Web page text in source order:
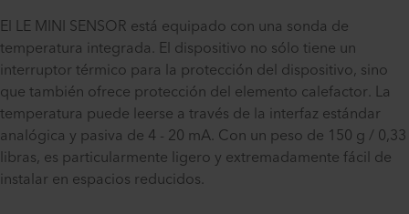
El LE MINI SENSOR está equipado con una sonda de
temperatura integrada. El dispositivo no sólo tiene un
interruptor térmico para la protección del dispositivo, sino
que también ofrece protección del elemento calefactor. La
temperatura puede leerse a través de la interfaz estándar
analógica y pasiva de 4 - 20 mA. Con un peso de 150 g / 0,33
libras, es particularmente ligero y extremadamente fácil de
instalar en espacios reducidos.